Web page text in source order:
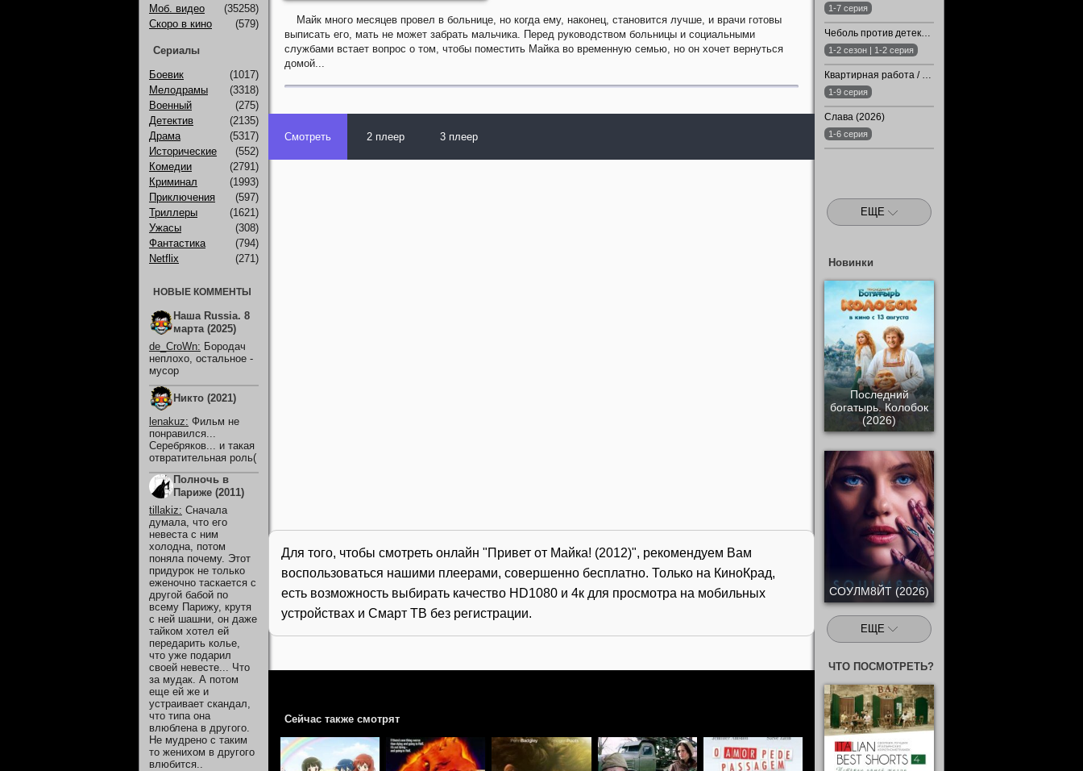
Майк много месяцев провел в больнице, но когда ему, наконец, становится лучше, и врачи готовы
выписать его, мать не может забрать мальчика. Перед руководством больницы и социальными
службами встает вопрос о том, чтобы поместить Майка во временную семью, но он хочет вернуться
домой...
Смотреть 2 плеер 3 плеер
Для того, чтобы смотреть онлайн "Привет от Майка! (2012)", рекомендуем Вам
воспользоваться нашими плеерами, совершенно бесплатно. Только на КиноКрад,
есть возможность выбирать качество HD1080 и 4к для просмотра на мобильных
устройствах и Смарт ТВ без регистрации.
Сейчас также смотрят
Моб. видео
(35258)
Скоро в кино
(579)
Сериалы
Боевик
(1017)
Мелодрамы
(3318)
Военный
(275)
Детектив
(2135)
Драма
(5317)
Исторические
(552)
Комедии
(2791)
Криминал
(1993)
Приключения
(597)
Триллеры
(1621)
Ужасы
(308)
Фантастика
(794)
Netflix
(271)
НОВЫЕ КОММЕНТЫ
Наша Russia. 8
марта (2025)
de_CroWn: Бородач
неплохо, остальное -
мусор
Никто (2021)
lenakuz: Фильм не
понравился...
Серебряков... и такая
отвратительная роль(
Полночь в
Париже (2011)
tillakiz: Сначала
думала, что его
невеста с ним
холодна, потом
поняла почему. Этот
придурок не только
еженочно таскается с
другой бабой по
всему Парижу, крутя
с ней шашни, он даже
тайком хотел ей
передарить колье,
что уже подарил
своей невесте... Что
за мудак. А потом
еще ей же и
устраивает скандал,
что типа она
влюблена в другого.
Не мудрено с таким
то женихом в другого
влюбится..
1-7 серия
Чеболь против детектива (1-2 Сезон)
1-2 сезон | 1-2 серия
Квартирная работа / Квартира (2026)
1-9 серия
Слава (2026)
1-6 серия
ЕЩЕ
Новинки
Последний
богатырь. Колобок
(2026)
СОУЛМ8ЙТ (2026)
ЕЩЕ
ЧТО ПОСМОТРЕТЬ?